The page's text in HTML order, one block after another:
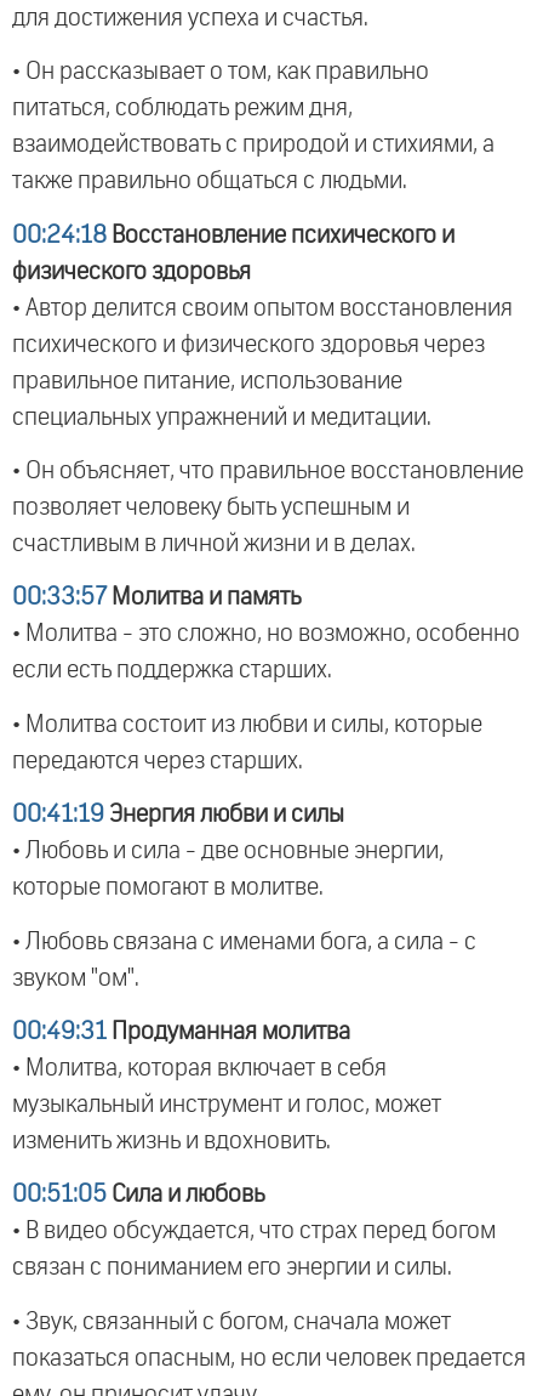
для достижения успеха и счастья.
• Он рассказывает о том, как правильно
питаться, соблюдать режим дня,
взаимодействовать с природой и стихиями, а
также правильно общаться с людьми.
00:24:18 Восстановление психического и
физического здоровья
• Автор делится своим опытом восстановления
психического и физического здоровья через
правильное питание, использование
специальных упражнений и медитации.
• Он объясняет, что правильное восстановление
позволяет человеку быть успешным и
счастливым в личной жизни и в делах.
00:33:57 Молитва и память
• Молитва - это сложно, но возможно, особенно
если есть поддержка старших.
• Молитва состоит из любви и силы, которые
передаются через старших.
00:41:19 Энергия любви и силы
• Любовь и сила - две основные энергии,
которые помогают в молитве.
• Любовь связана с именами бога, а сила - с
звуком "ом".
00:49:31 Продуманная молитва
• Молитва, которая включает в себя
музыкальный инструмент и голос, может
изменить жизнь и вдохновить.
00:51:05 Сила и любовь
• В видео обсуждается, что страх перед богом
связан с пониманием его энергии и силы.
• Звук, связанный с богом, сначала может
показаться опасным, но если человек предается